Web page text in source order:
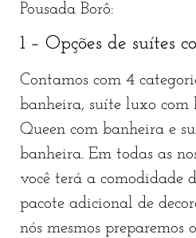
Pousada Borô:
1 – Opções de suítes
Contamos com 4
banheira, suíte luxo com
Queen com banheira e
banheira. Em todas as
você terá a comodidade
pacote adicional de
nós mesmos preparemos